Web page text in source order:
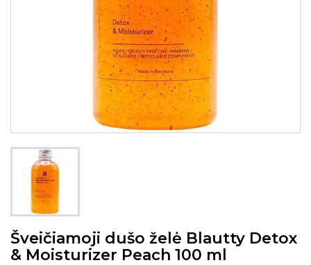
Šveičiamoji dušo želė Blautty Detox
& Moisturizer Peach 100 ml